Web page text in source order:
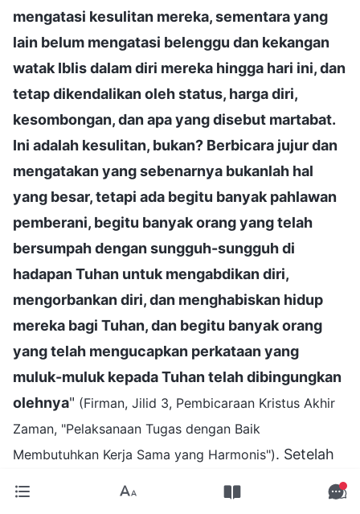
mengatasi kesulitan mereka, sementara yang
lain belum mengatasi belenggu dan kekangan
watak Iblis dalam diri mereka hingga hari ini, dan
tetap dikendalikan oleh status, harga diri,
kesombongan, dan apa yang disebut martabat.
Ini adalah kesulitan, bukan? Berbicara jujur dan
mengatakan yang sebenarnya bukanlah hal
yang besar, tetapi ada begitu banyak pahlawan
pemberani, begitu banyak orang yang telah
bersumpah dengan sungguh-sungguh di
hadapan Tuhan untuk mengabdikan diri,
mengorbankan diri, dan menghabiskan hidup
mereka bagi Tuhan, dan begitu banyak orang
yang telah mengucapkan perkataan yang
muluk-muluk kepada Tuhan telah dibingungkan
olehnya" (Firman, Jilid 3, Pembicaraan Kristus Akhir
Zaman, "Pelaksanaan Tugas dengan Baik
Membutuhkan Kerja Sama yang Harmonis"). Setelah
aku tidak berani mengakui kesalahanku kepada